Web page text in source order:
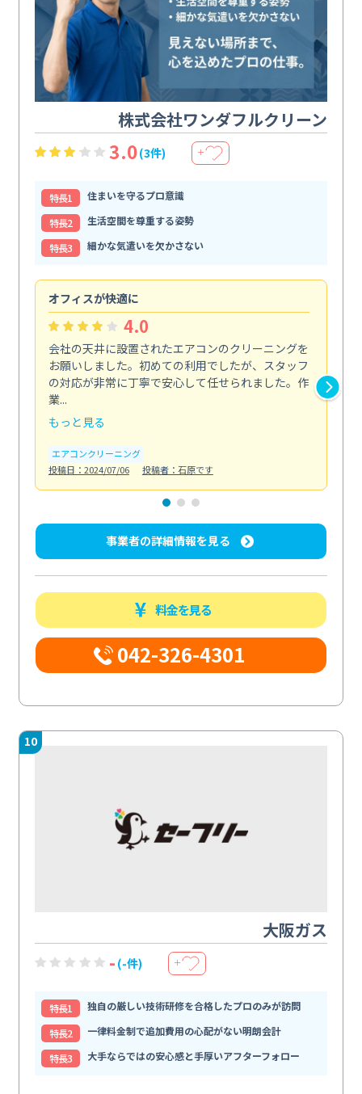
株式会社ワンダフルクリーン
3.0(3件) ＋
特⻑1
住まいを守るプロ意識
特⻑2
生活空間を尊重する姿勢
特⻑3
細かな気遣いを欠かさない
オフィスが快適に
4.0
会社の天井に設置されたエアコンのクリーニングを
お願いしました。初めての利用でしたが、スタッフ
の対応が非常に丁寧で安心して任せられました。作
業...
もっと見る
エアコンクリーニング
投稿日：2024/07/06
投稿者：石原です
事業者の詳細情報を見る
料金を見る
042-326-4301
10
大阪ガス
- (-件) ＋
特⻑1
独自の厳しい技術研修を合格したプロのみが訪問
特⻑2
一律料金制で追加費用の心配がない明朗会計
特⻑3
大手ならではの安心感と手厚いアフターフォロー